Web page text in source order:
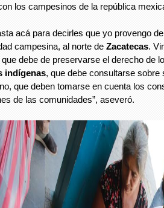
los campesinos de la república
acá para decirles que yo provengo
campesina, al norte de Zacatecas.
debe de preservarse el derecho de
indígenas, que debe consultarse sobre
que deben tomarse en cuenta los
de las comunidades”, aseveró.